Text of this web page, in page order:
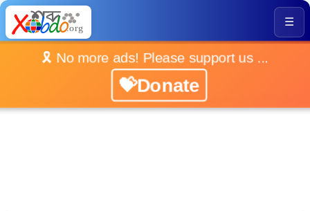
☰
🎗️ No more ads! Please support us ...
💝Donate